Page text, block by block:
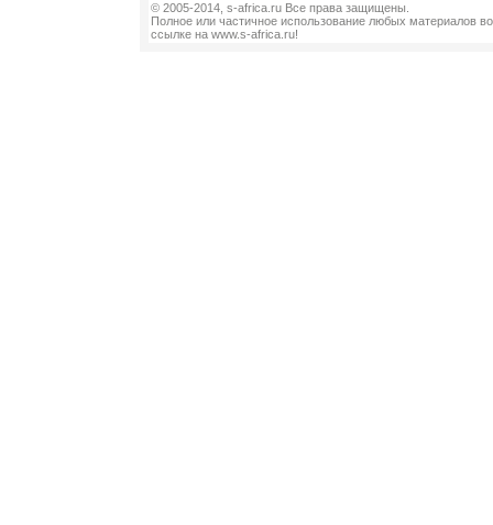
© 2005-2014, s-africa.ru Все права защищены.
Полное или частичное использование любых материалов
ссылке на www.s-africa.ru!